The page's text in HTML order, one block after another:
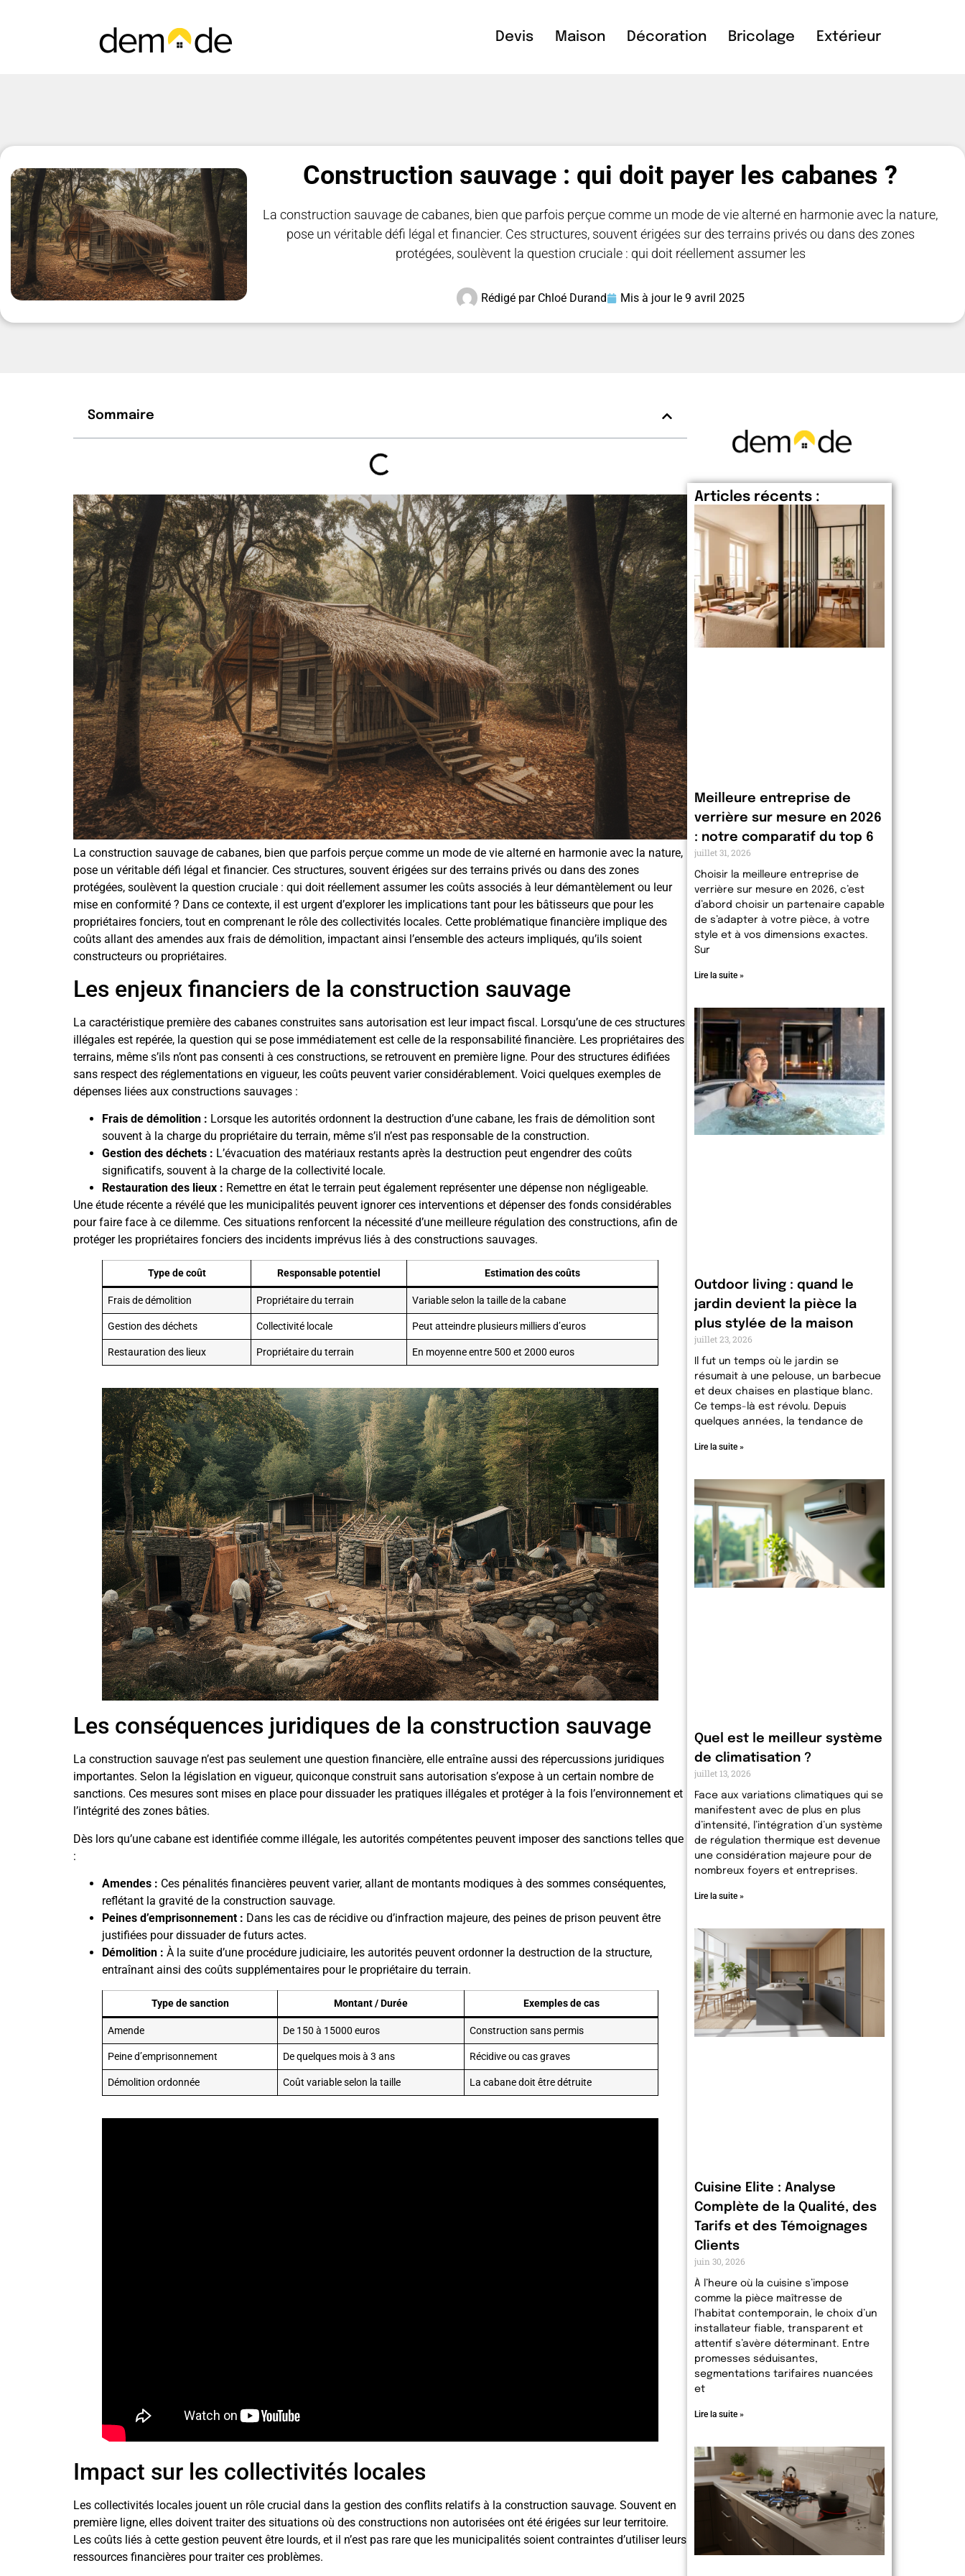
Devis Maison Décoration Bricolage Extérieur
Construction sauvage : qui doit payer les cabanes ?
La construction sauvage de cabanes, bien que parfois perçue comme un mode de vie alterné en harmonie avec la nature,
pose un véritable défi légal et financier. Ces structures, souvent érigées sur des terrains privés ou dans des zones
protégées, soulèvent la question cruciale : qui doit réellement assumer les
Rédigé par Chloé Durand Mis à jour le 9 avril 2025
Sommaire
La construction sauvage de cabanes, bien que parfois perçue comme un mode de vie alterné en harmonie avec la nature,
pose un véritable défi légal et financier. Ces structures, souvent érigées sur des terrains privés ou dans des zones
protégées, soulèvent la question cruciale : qui doit réellement assumer les coûts associés à leur démantèlement ou leur
mise en conformité ? Dans ce contexte, il est urgent d’explorer les implications tant pour les bâtisseurs que pour les
propriétaires fonciers, tout en comprenant le rôle des collectivités locales. Cette problématique financière implique des
coûts allant des amendes aux frais de démolition, impactant ainsi l’ensemble des acteurs impliqués, qu’ils soient
constructeurs ou propriétaires.
Les enjeux financiers de la construction sauvage
La caractéristique première des cabanes construites sans autorisation est leur impact fiscal. Lorsqu’une de ces structures
illégales est repérée, la question qui se pose immédiatement est celle de la responsabilité financière. Les propriétaires des
terrains, même s’ils n’ont pas consenti à ces constructions, se retrouvent en première ligne. Pour des structures édifiées
sans respect des réglementations en vigueur, les coûts peuvent varier considérablement. Voici quelques exemples de
dépenses liées aux constructions sauvages :
Frais de démolition : Lorsque les autorités ordonnent la destruction d’une cabane, les frais de démolition sont
souvent à la charge du propriétaire du terrain, même s’il n’est pas responsable de la construction.
Gestion des déchets : L’évacuation des matériaux restants après la destruction peut engendrer des coûts
significatifs, souvent à la charge de la collectivité locale.
Restauration des lieux : Remettre en état le terrain peut également représenter une dépense non négligeable.
Une étude récente a révélé que les municipalités peuvent ignorer ces interventions et dépenser des fonds considérables
pour faire face à ce dilemme. Ces situations renforcent la nécessité d’une meilleure régulation des constructions, afin de
protéger les propriétaires fonciers des incidents imprévus liés à des constructions sauvages.
Type de coût Responsable potentiel Estimation des coûts
Frais de démolition Propriétaire du terrain Variable selon la taille de la cabane
Gestion des déchets Collectivité locale Peut atteindre plusieurs milliers d’euros
Restauration des lieux Propriétaire du terrain En moyenne entre 500 et 2000 euros
Les conséquences juridiques de la construction sauvage
La construction sauvage n’est pas seulement une question financière, elle entraîne aussi des répercussions juridiques
importantes. Selon la législation en vigueur, quiconque construit sans autorisation s’expose à un certain nombre de
sanctions. Ces mesures sont mises en place pour dissuader les pratiques illégales et protéger à la fois l’environnement et
l’intégrité des zones bâties.
Dès lors qu’une cabane est identifiée comme illégale, les autorités compétentes peuvent imposer des sanctions telles que
:
Amendes : Ces pénalités financières peuvent varier, allant de montants modiques à des sommes conséquentes,
reflétant la gravité de la construction sauvage.
Peines d’emprisonnement : Dans les cas de récidive ou d’infraction majeure, des peines de prison peuvent être
justifiées pour dissuader de futurs actes.
Démolition : À la suite d’une procédure judiciaire, les autorités peuvent ordonner la destruction de la structure,
entraînant ainsi des coûts supplémentaires pour le propriétaire du terrain.
Type de sanction Montant / Durée Exemples de cas
Amende De 150 à 15000 euros Construction sans permis
Peine d’emprisonnement De quelques mois à 3 ans Récidive ou cas graves
Démolition ordonnée Coût variable selon la taille La cabane doit être détruite
Impact sur les collectivités locales
Les collectivités locales jouent un rôle crucial dans la gestion des conflits relatifs à la construction sauvage. Souvent en
première ligne, elles doivent traiter des situations où des constructions non autorisées ont été érigées sur leur territoire.
Les coûts liés à cette gestion peuvent être lourds, et il n’est pas rare que les municipalités soient contraintes d’utiliser leurs
ressources financières pour traiter ces problèmes.
Articles récents :
Meilleure entreprise de
verrière sur mesure en 2026
: notre comparatif du top 6
juillet 31, 2026
Choisir la meilleure entreprise de
verrière sur mesure en 2026, c’est
d’abord choisir un partenaire capable
de s’adapter à votre pièce, à votre
style et à vos dimensions exactes.
Sur
Lire la suite »
Outdoor living : quand le
jardin devient la pièce la
plus stylée de la maison
juillet 23, 2026
Il fut un temps où le jardin se
résumait à une pelouse, un barbecue
et deux chaises en plastique blanc.
Ce temps-là est révolu. Depuis
quelques années, la tendance de
Lire la suite »
Quel est le meilleur système
de climatisation ?
juillet 13, 2026
Face aux variations climatiques qui se
manifestent avec de plus en plus
d’intensité, l’intégration d’un système
de régulation thermique est devenue
une considération majeure pour de
nombreux foyers et entreprises.
Lire la suite »
Cuisine Elite : Analyse
Complète de la Qualité, des
Tarifs et des Témoignages
Clients
juin 30, 2026
À l’heure où la cuisine s’impose
comme la pièce maîtresse de
l’habitat contemporain, le choix d’un
installateur fiable, transparent et
attentif s’avère déterminant. Entre
promesses séduisantes,
segmentations tarifaires nuancées
et
Lire la suite »